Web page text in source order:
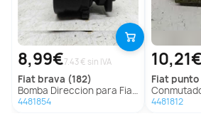
8,99€7.43 € sin IVA
fiat brava (182)
Bomba Direccion para Fiat Brava (182)
4481854
10,21€
fiat punto
Conmutador De
4481812